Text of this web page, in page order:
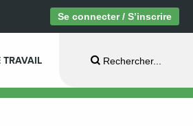
Se connecter / S’inscrire
TRAVAIL Rechercher...